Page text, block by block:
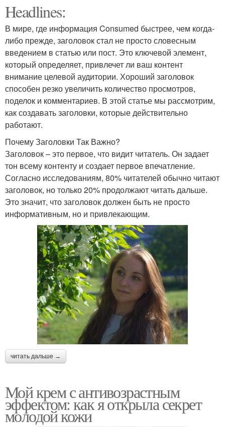
Headlines:
В мире, где информация Consumed быстрее, чем когда-
либо прежде, заголовок стал не просто словесным
введением в статью или пост. Это ключевой элемент,
который определяет, привлечет ли ваш контент
внимание целевой аудитории. Хороший заголовок
способен резко увеличить количество просмотров,
поделок и комментариев. В этой статье мы рассмотрим,
как создавать заголовки, которые действительно
работают.
Почему Заголовки Так Важно?
Заголовок – это первое, что видит читатель. Он задает
тон всему контенту и создает первое впечатление.
Согласно исследованиям, 80% читателей обычно читают
заголовок, но только 20% продолжают читать дальше.
Это значит, что заголовок должен быть не просто
информативным, но и привлекающим.
читать дальше →
Мой крем с антивозрастным
эффектом: как я открыла секрет
молодой кожи